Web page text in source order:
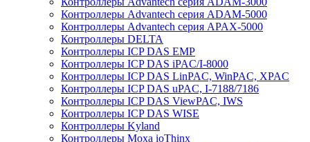
Контроллеры Advantech серия ADAM-5000
Контроллеры Advantech серия APAX-5000
Контроллеры DELTA
Контроллеры ICP DAS EMP
Контроллеры ICP DAS iPAC/I-8000
Контроллеры ICP DAS LinPAC, WinPAC, XPAC
Контроллеры ICP DAS uPAC, I-7188/7186
Контроллеры ICP DAS ViewPAC, IWS
Контроллеры ICP DAS WISE
Контроллеры Kyland
Контроллеры Moxa ioThinx